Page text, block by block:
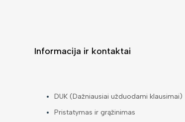
Informacija ir kontaktai
DUK (Dažniausiai užduodami klausimai)
Pristatymas ir grąžinimas